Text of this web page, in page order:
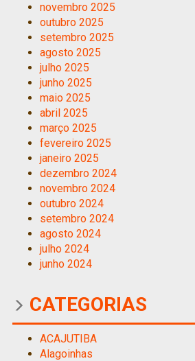
novembro 2025
outubro 2025
setembro 2025
agosto 2025
julho 2025
junho 2025
maio 2025
abril 2025
março 2025
fevereiro 2025
janeiro 2025
dezembro 2024
novembro 2024
outubro 2024
setembro 2024
agosto 2024
julho 2024
junho 2024
CATEGORIAS
ACAJUTIBA
Alagoinhas